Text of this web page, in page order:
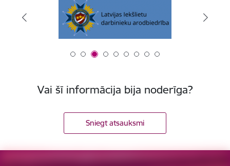
Vai šī informācija bija noderīga?
Sniegt atsauksmi